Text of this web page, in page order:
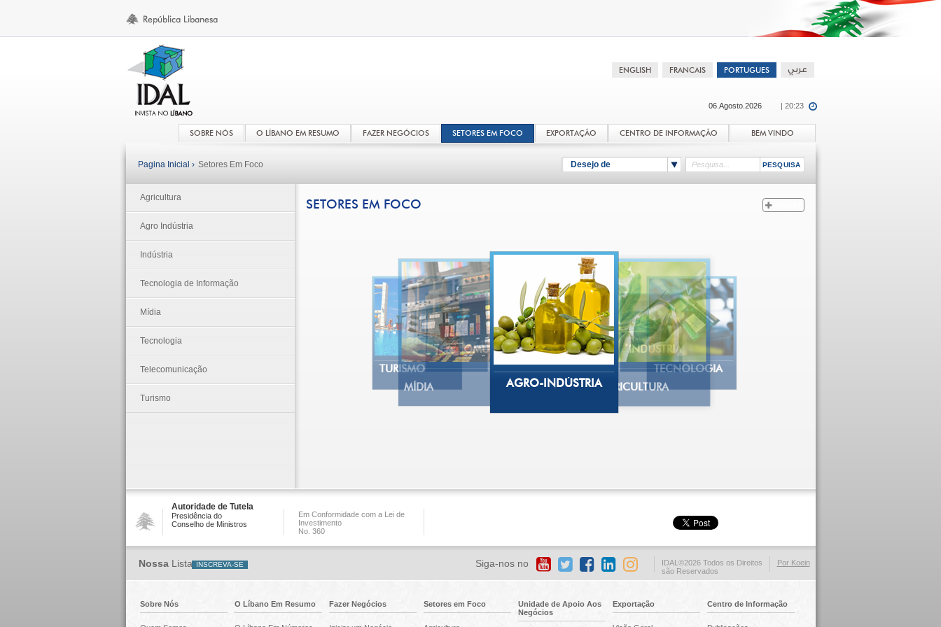
06.Agosto.2026 | 20:23
SOBRE NÓS O LÍBANO EM RESUMO FAZER NEGÓCIOS SETORES EM FOCO EXPORTAÇÃO CENTRO DE INFORMAÇÃO BEM VINDO
Desejo de
Pagina Inicial › Setores Em Foco
Agricultura
Agro Indústria
Indústria
Tecnologia de Informação
Mídia
Tecnologia
Telecomunicação
Turismo
SETORES EM FOCO
TURISMO
MÍDIA
AGRO-INDÚSTRIAAGRICULTURA
TECNOLOGIA
INDÚSTRIA
TECNOLOGIA
DE
INFORMAÇÃO
TELECOMUNICAÇÃO
Autoridade de Tutela
Presidência do
Conselho de Ministros
Em Conformidade com a Lei de
Investimento
No. 360
Por Koein
IDAL©2026 Todos os Direitos
são Reservados
NossaLista Siga-nos no
Sobre Nós O Líbano Em Resumo Fazer Negócios Setores em Foco
Unidade de Apoio Aos
Negócios
Exportação Centro de Informação